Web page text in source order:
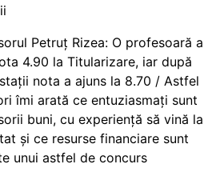
Petruț Rizea: O profesoară a
4.90 la Titularizare, iar după
nota a ajuns la 8.70 / Astfel
îmi arată ce entuziasmați sunt
buni, cu experiență să vină la
și ce resurse financiare sunt
unui astfel de concurs